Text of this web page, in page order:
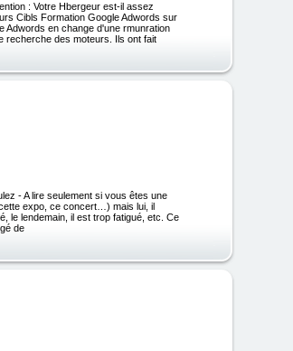
: Votre Hbergeur est-il assez
Cibls Formation Google Adwords sur
Adwords en change d'une rmunration
recherche des moteurs. Ils ont fait
- A lire seulement si vous êtes une
expo, ce concert…) mais lui, il
le lendemain, il est trop fatigué, etc. Ce
de